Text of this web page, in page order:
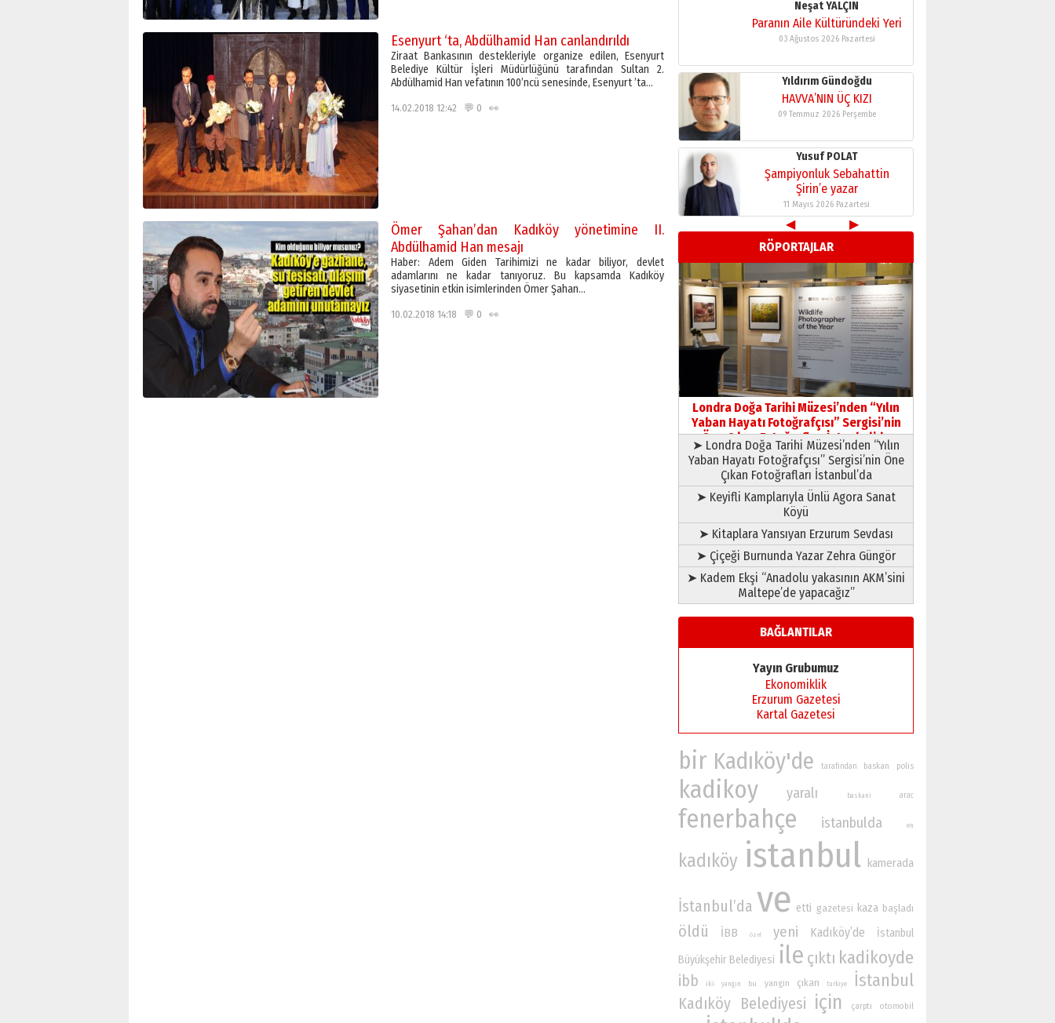
Esenyurt ‘ta, Abdülhamid Han canlandırıldı
Ziraat Bankasının destekleriyle organize edilen, Esenyurt
Belediye Kültür İşleri Müdürlüğünü tarafından Sultan 2.
Abdülhamid Han vefatının 100’ncü senesinde, Esenyurt ’ta…
14.02.2018 12:42 💬 0 👀
Ömer Şahan’dan Kadıköy yönetimine II.
Abdülhamid Han mesajı
Haber: Adem Giden Tarihimizi ne kadar biliyor, devlet
adamlarını ne kadar tanıyoruz. Bu kapsamda Kadıköy
siyasetinin etkin isimlerinden Ömer Şahan…
10.02.2018 14:18 💬 0 👀
Yusuf POLAT
Şampiyonluk Sebahattin
11 Mayıs 2026 Pazartesi
Neşat YALÇIN
Paranın Aile Kültüründeki Yeri
Yıldırım Gündoğdu
HAVVA’NIN ÜÇ KIZI
09 Temmuz 2026 Perşembe
Yusuf POLAT
Şampiyonluk Sebahattin
Şirin’e yazar
11 Mayıs 2026 Pazartesi
◀
▶
RÖPORTAJLAR
Londra Doğa Tarihi Müzesi’nden “Yılın
Yaban Hayatı Fotoğrafçısı” Sergisi’nin
Öne Çıkan Fotoğrafları İstanbul’da
➤ Londra Doğa Tarihi Müzesi’nden “Yılın
Yaban Hayatı Fotoğrafçısı” Sergisi’nin Öne
Çıkan Fotoğrafları İstanbul’da
➤ Keyifli Kamplarıyla Ünlü Agora Sanat
Köyü
➤ Kitaplara Yansıyan Erzurum Sevdası
➤ Çiçeği Burnunda Yazar Zehra Güngör
➤ Kadem Ekşi “Anadolu yakasının AKM’sini
Maltepe’de yapacağız”
BAĞLANTILAR
Yayın Grubumuz
Ekonomiklik
Erzurum Gazetesi
Kartal Gazetesi
bir Kadıköy'de tarafından baskan polis
kadikoy yaralı baskani arac
fenerbahçe istanbulda en
kadıköy istanbul kamerada
İstanbul’da ve etti gazetesi kaza başladı
öldü İBB özel yeni Kadıköy’de
İstanbul
Büyükşehir Belediyesi ile çıktı kadikoyde
ibb iki yangın bu yangin çıkan turkiye İstanbul
Kadıköy Belediyesi için çarptı otomobil